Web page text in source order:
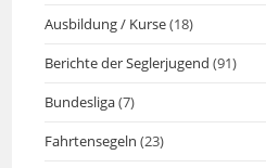
Ausbildung / Kurse(18)
Berichte der Seglerjugend (91)
Bundesliga(7)
Fahrtensegeln (23)